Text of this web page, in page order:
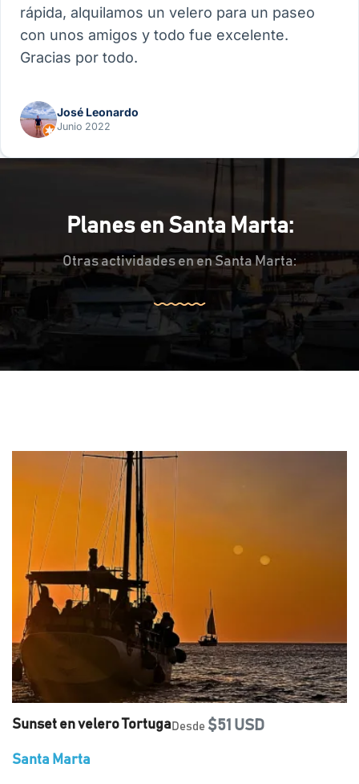
rápida, alquilamos un velero para un paseo
con unos amigos y todo fue excelente.
Gracias por todo.
José Leonardo
Junio 2022
Planes en Santa Marta:
Otras actividades en en Santa Marta:
Sunset en velero Tortuga Desde $51 USD
Santa Marta